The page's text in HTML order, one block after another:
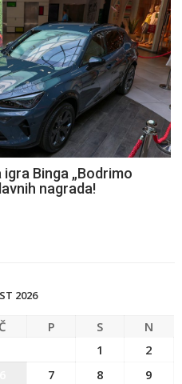
Binga „Bodrimo
nagrada!
2026
Č P S
N
1
2
7 8
9